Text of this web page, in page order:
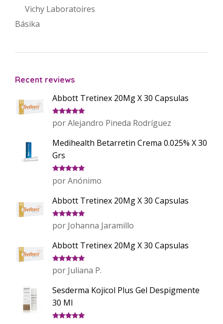
Vichy Laboratoires
Básika
Recent reviews
Abbott Tretinex 20Mg X 30 Capsulas
Valorado
con
de 5
por Alejandro Pineda Rodríguez
Medihealth Betarretin Crema 0.025% X 30
Grs
Valorado
con
de 5
por Anónimo
Abbott Tretinex 20Mg X 30 Capsulas
Valorado
con 5de 5
por Johanna Jaramillo
Abbott Tretinex 20Mg X 30 Capsulas
Valorado
con 5de 5
por Juliana P.
Sesderma Kojicol Plus Gel Despigmente
30 Ml